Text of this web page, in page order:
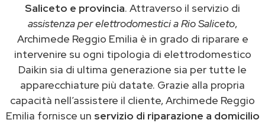
Saliceto e provincia. Attraverso il servizio di
assistenza per elettrodomestici a Rio Saliceto,
Archimede Reggio Emilia è in grado di riparare e
intervenire su ogni tipologia di elettrodomestico
Daikin sia di ultima generazione sia per tutte le
apparecchiature più datate. Grazie alla propria
capacità nell’assistere il cliente, Archimede Reggio
Emilia fornisce un servizio di riparazione a domicilio